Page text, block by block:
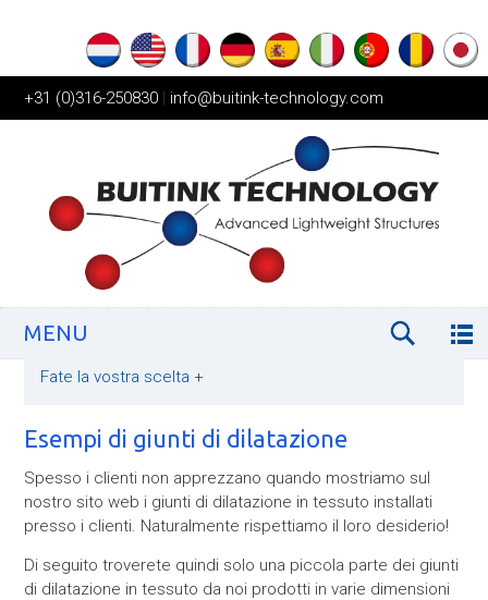
+31 (0)316-250830 | info@buitink-technology.com
MENU
Fate la vostra scelta +
Esempi di giunti di dilatazione
Spesso i clienti non apprezzano quando mostriamo sul
nostro sito web i giunti di dilatazione in tessuto installati
presso i clienti. Naturalmente rispettiamo il loro desiderio!
Di seguito troverete quindi solo una piccola parte dei giunti
di dilatazione in tessuto da noi prodotti in varie dimensioni